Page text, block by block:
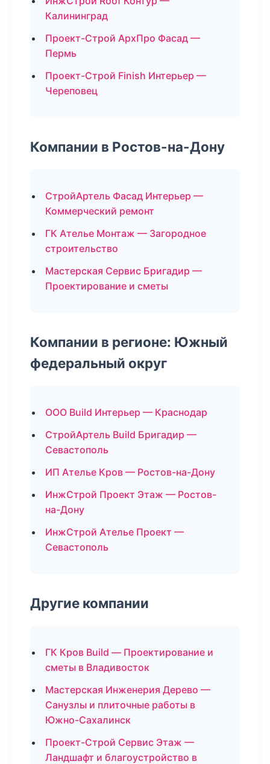
Калининград
Проект-Строй АрхПро Фасад —
Пермь
Проект-Строй Finish Интерьер —
Череповец
Компании в Ростов-на-Дону
СтройАртель Фасад Интерьер —
Коммерческий ремонт
ГК Ателье Монтаж — Загородное
строительство
Мастерская Сервис Бригадир —
Проектирование и сметы
Компании в регионе: Южный
федеральный округ
ООО Build Интерьер — Краснодар
СтройАртель Build Бригадир —
Севастополь
ИП Ателье Кров — Ростов-на-Дону
ИнжСтрой Проект Этаж — Ростов-
на-Дону
ИнжСтрой Ателье Проект —
Севастополь
Другие компании
ГК Кров Build — Проектирование и
сметы в Владивосток
Мастерская Инженерия Дерево —
Санузлы и плиточные работы в
Южно-Сахалинск
Проект-Строй Сервис Этаж —
Ландшафт и благоустройство в